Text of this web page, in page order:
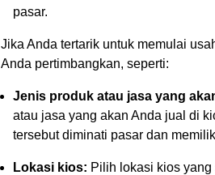
pasar.
Jika Anda tertarik untuk memulai
Anda pertimbangkan, seperti:
Jenis produk atau jasa yang
atau jasa yang akan Anda jual di
tersebut diminati pasar dan
Lokasi kios: Pilih lokasi kios